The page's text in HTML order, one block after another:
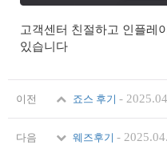
고객센터 친절하고 인플레
있습니다
이전 죠스 후기 -
다음 웨즈후기 -